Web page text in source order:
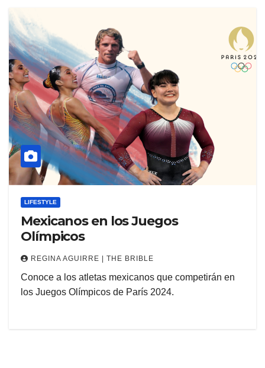
LIFESTYLE
Mexicanos en los Juegos
Olímpicos
REGINA AGUIRRE | THE BRIBLE
Conoce a los atletas mexicanos que competirán en
los Juegos Olímpicos de París 2024.